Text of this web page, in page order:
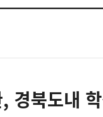
경북도내